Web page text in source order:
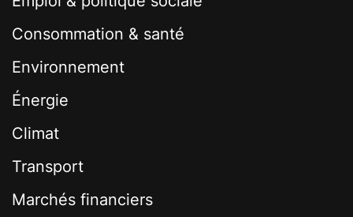
Consommation & santé
Environnement
Énergie
Climat
Transport
Marchés financiers